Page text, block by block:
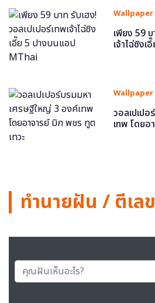
Wallpaper
เพียง 59 บ
เจ้าไฉ่ซิง
Wallpaper
วอลเปเป
เทพ โดยอ
ทำนายฝัน / ตีเลข